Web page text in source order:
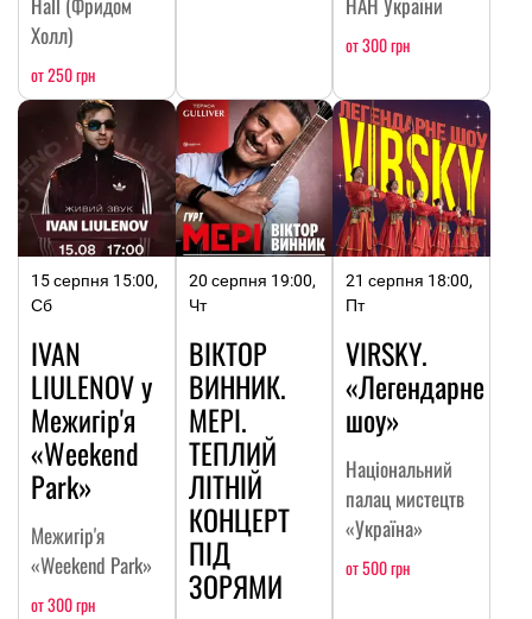
Холл)
от 250 грн
от 300 грн
15 серпня 15:00,
Сб
IVAN
LIULENOV у
Межигір'я
«Weekend
Park»
Межигір'я
«Weekend Park»
от 300 грн
20 серпня 19:00,
Чт
ВІКТОР
ВИННИК.
МЕРІ.
ТЕПЛИЙ
ЛІТНІЙ
КОНЦЕРТ
ПІД
ЗОРЯМИ
21 серпня 18:00,
Пт
VIRSKY.
«Легендарне
шоу»
Національний
палац мистецтв
«Україна»
от 500 грн